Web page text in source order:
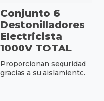
Conjunto 6
Destonilladores
Electricista
1000V TOTAL
Proporcionan seguridad
gracias a su aislamiento.